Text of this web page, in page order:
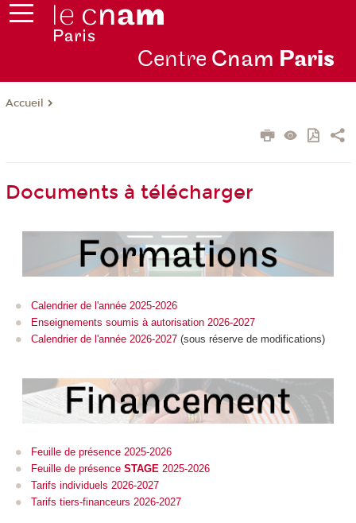
Centre Cnam Paris
Accueil
Documents à télécharger
Calendrier de l'année 2025-2026
Enseignements soumis à autorisation 2026-2027
Calendrier de l'année 2026-2027 (sous réserve de modifications)
Feuille de présence 2025-2026
Feuille de présence STAGE 2025-2026
Tarifs individuels 2026-2027
Tarifs tiers-financeurs 2026-2027